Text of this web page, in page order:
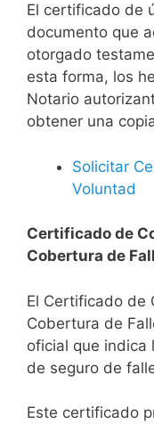
El certificado de
documento que
otorgado
esta forma, los
Notario
obtener una
Solicitar
Voluntad
Certificado de
Cobertura de
El Certificado de
Cobertura de
oficial que indica
de seguro de
Este certificado